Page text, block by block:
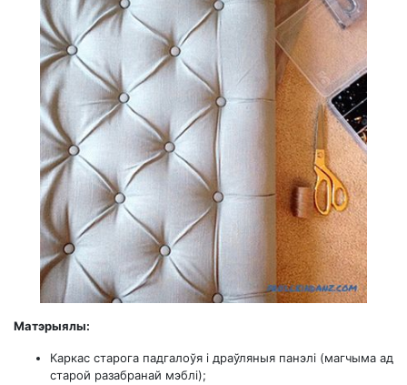
Матэрыялы:
Каркас старога падгалоўя і драўляныя панэлі (магчыма ад
старой разабранай мэблі);